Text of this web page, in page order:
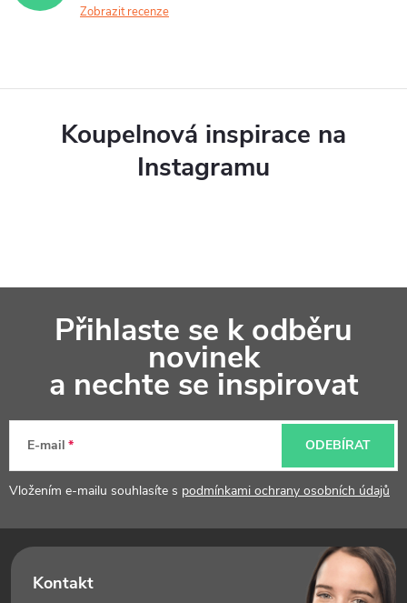
Zobrazit recenze
Koupelnová inspirace na
Instagramu
a
Přihlaste se k odběru
novinek
a nechte se inspirovat
E-mail
Vložením e-mailu souhlasíte s podmínkami ochrany osobních údajů
ODEBÍRAT